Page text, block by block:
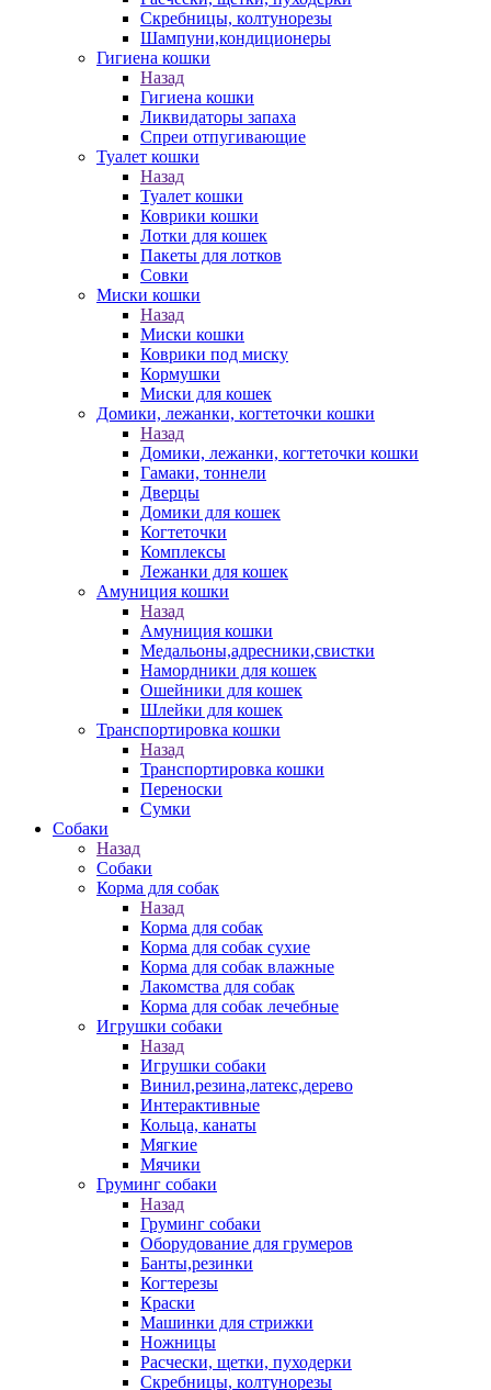
Скребницы, колтунорезы
Шампуни,кондиционеры
Гигиена кошки
Назад
Гигиена кошки
Ликвидаторы запаха
Спреи отпугивающие
Туалет кошки
Назад
Туалет кошки
Коврики кошки
Лотки для кошек
Пакеты для лотков
Совки
Миски кошки
Назад
Миски кошки
Коврики под миску
Кормушки
Миски для кошек
Домики, лежанки, когтеточки кошки
Назад
Домики, лежанки, когтеточки кошки
Гамаки, тоннели
Дверцы
Домики для кошек
Когтеточки
Комплексы
Лежанки для кошек
Амуниция кошки
Назад
Амуниция кошки
Медальоны,адресники,свистки
Намордники для кошек
Ошейники для кошек
Шлейки для кошек
Транспортировка кошки
Назад
Транспортировка кошки
Переноски
Сумки
Собаки
Назад
Собаки
Корма для собак
Назад
Корма для собак
Корма для собак сухие
Корма для собак влажные
Лакомства для собак
Корма для собак лечебные
Игрушки собаки
Назад
Игрушки собаки
Винил,резина,латекс,дерево
Интерактивные
Кольца, канаты
Мягкие
Мячики
Груминг собаки
Назад
Груминг собаки
Оборудование для грумеров
Банты,резинки
Когтерезы
Краски
Машинки для стрижки
Ножницы
Расчески, щетки, пуходерки
Скребницы, колтунорезы